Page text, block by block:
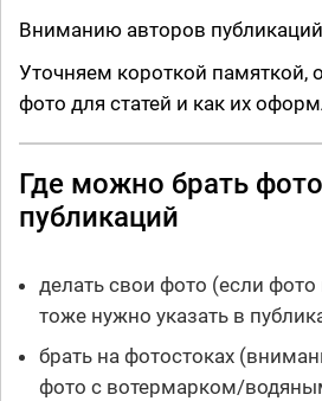
Вниманию авторов
Уточняем короткой памяткой,
фото для статей и как их
Где можно брать
публикаций
делать свои фото (если
тоже нужно указать в
брать на фотостоках
фото с вотермарком/